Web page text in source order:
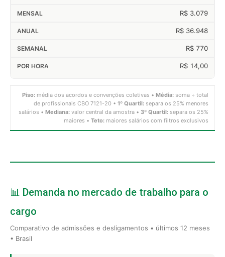
R$ 3.079
R$ 36.948
R$ 770
R$ 14,00
Piso: média dos acordos e convenções coletivas • Média: soma ÷ total
de profissionais CBO 7121-20 • 1º Quartil: separa os 25% menores
salários • Mediana: valor central da amostra • 3º Quartil: separa os 25%
maiores • Teto: maiores salários com filtros exclusivos
📊 Demanda no mercado de trabalho para o
cargo
Comparativo de admissões e desligamentos • últimos 12 meses
• Brasil